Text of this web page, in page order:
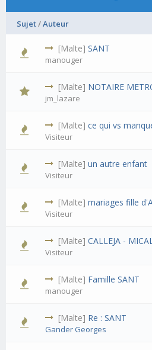
Sujet/Auteur
[Malte]SANT
manouger
[Malte] NOTAIRE
jm_lazare
[Malte]ce qui vs
Visiteur
[Malte]un autre enfant
Visiteur
[Malte]mariages fille
Visiteur
[Malte]CALLEJA -
Visiteur
[Malte] Famille SANT
manouger
[Malte] Re : SANT
Gander Georges